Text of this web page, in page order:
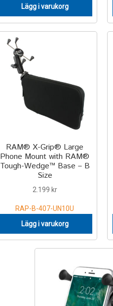
Lägg i varukorg
RAM® X-Grip® Large
Phone Mount with RAM®
Tough-Wedge™ Base – B
Size
2.199 kr
RAP-B-407-UN10U
Lägg i varukorg